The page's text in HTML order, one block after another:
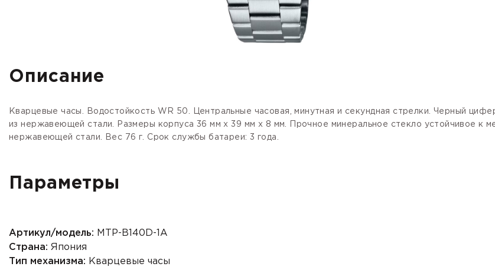
Описание
Кварцевые часы. Водостойкость WR 50. Центральные часовая, минутная и секундная стрелки. Черный
из нержавеющей стали. Размеры корпуса 36 мм x 39 мм x 8 мм. Прочное минеральное стекло устойчивое к
нержавеющей стали. Вес 76 г. Срок службы батареи: 3 года.
Параметры
Артикул/модель: MTP-B140D-1A
Страна: Япония
Тип механизма: Кварцевые часы